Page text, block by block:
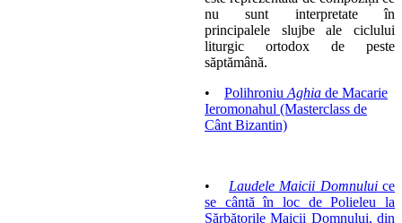
nu sunt interpretate în
principalele slujbe ale ciclului
liturgic ortodox de peste
săptămână.
• Polihroniu Aghia de Macarie
Ieromonahul (Masterclass de
Cânt Bizantin)
• Laudele Maicii Domnuluice
se cântă în loc de Polieleu la
Sărbătorile Maicii Domnului, din